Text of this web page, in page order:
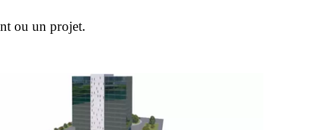
ou un projet.